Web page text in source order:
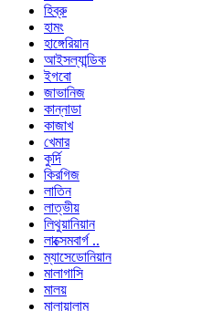
হিব্রু
হামং
হাঙ্গেরিয়ান
আইসল্যান্ডিক
ইগবো
জাভানিজ
কান্নাডা
কাজাখ
খেমার
কুর্দি
কিরগিজ
লাতিন
লাত্ভীয়
লিথুয়ানিয়ান
লাক্সেমবার্গ ..
ম্যাসেডোনিয়ান
মালাগাসি
মালয়
মালায়ালাম